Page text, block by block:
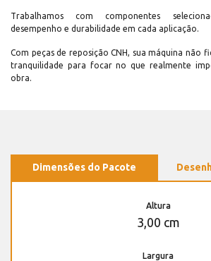
Trabalhamos com componentes
desempenho e durabilidade em cada aplicação.
Com peças de reposição CNH, sua máquina não
tranquilidade para focar no que realmente
obra.
Dimensões do Pacote
Altura
3,00 cm
Largura